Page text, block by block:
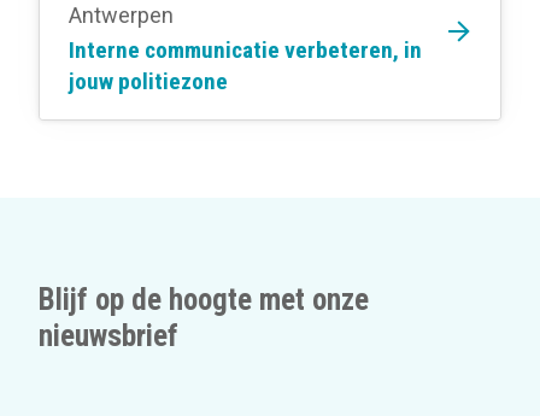
Antwerpen
Interne communicatie verbeteren, in
jouw politiezone
Blijf op de hoogte met onze
nieuwsbrief